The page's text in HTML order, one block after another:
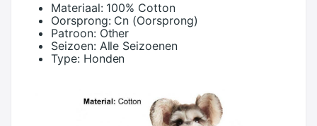
Materiaal: 100% Cotton
Oorsprong: Cn (Oorsprong)
Patroon: Other
Seizoen: Alle Seizoenen
Type: Honden